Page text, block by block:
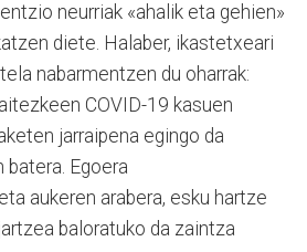
neurriak «ahalik eta gehien»
diete. Halaber, ikastetxeari
nabarmentzen du oharrak:
COVID-19 kasuen
jarraipena egingo da
batera. Egoera
aukeren arabera, esku hartze
baloratuko da zaintza